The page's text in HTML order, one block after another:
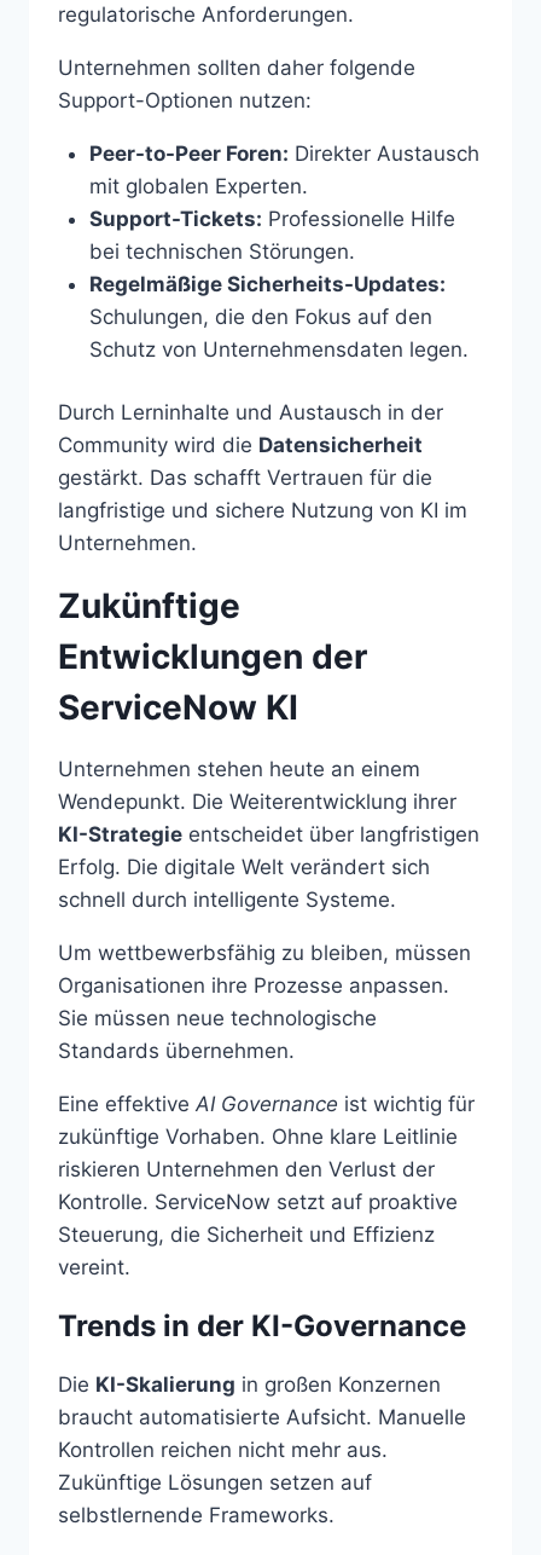
regulatorische Anforderungen.
Unternehmen sollten daher folgende
Support-Optionen nutzen:
Peer-to-Peer Foren: Direkter Austausch
mit globalen Experten.
Support-Tickets: Professionelle Hilfe
bei technischen Störungen.
Regelmäßige Sicherheits-Updates:
Schulungen, die den Fokus auf den
Schutz von Unternehmensdaten legen.
Durch Lerninhalte und Austausch in der
Community wird die Datensicherheit
gestärkt. Das schafft Vertrauen für die
langfristige und sichere Nutzung von KI im
Unternehmen.
Zukünftige
Entwicklungen der
ServiceNow KI
Unternehmen stehen heute an einem
Wendepunkt. Die Weiterentwicklung ihrer
KI-Strategie entscheidet über langfristigen
Erfolg. Die digitale Welt verändert sich
schnell durch intelligente Systeme.
Um wettbewerbsfähig zu bleiben, müssen
Organisationen ihre Prozesse anpassen.
Sie müssen neue technologische
Standards übernehmen.
Eine effektive AI Governance ist wichtig für
zukünftige Vorhaben. Ohne klare Leitlinie
riskieren Unternehmen den Verlust der
Kontrolle. ServiceNow setzt auf proaktive
Steuerung, die Sicherheit und Effizienz
vereint.
Trends in der KI-Governance
Die KI-Skalierung in großen Konzernen
braucht automatisierte Aufsicht. Manuelle
Kontrollen reichen nicht mehr aus.
Zukünftige Lösungen setzen auf
selbstlernende Frameworks.